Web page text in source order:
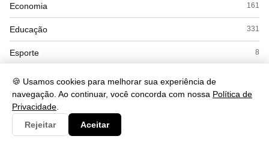
🍪 Usamos cookies para melhorar sua experiência de
navegação. Ao continuar, você concorda com nossa Política de
Privacidade
Rejeitar
Aceitar
Economia 161
Educação 331
Esporte 8
Eventos
Governo 77
Saúde